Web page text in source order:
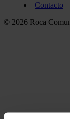
Contacto
© 2026 Roca